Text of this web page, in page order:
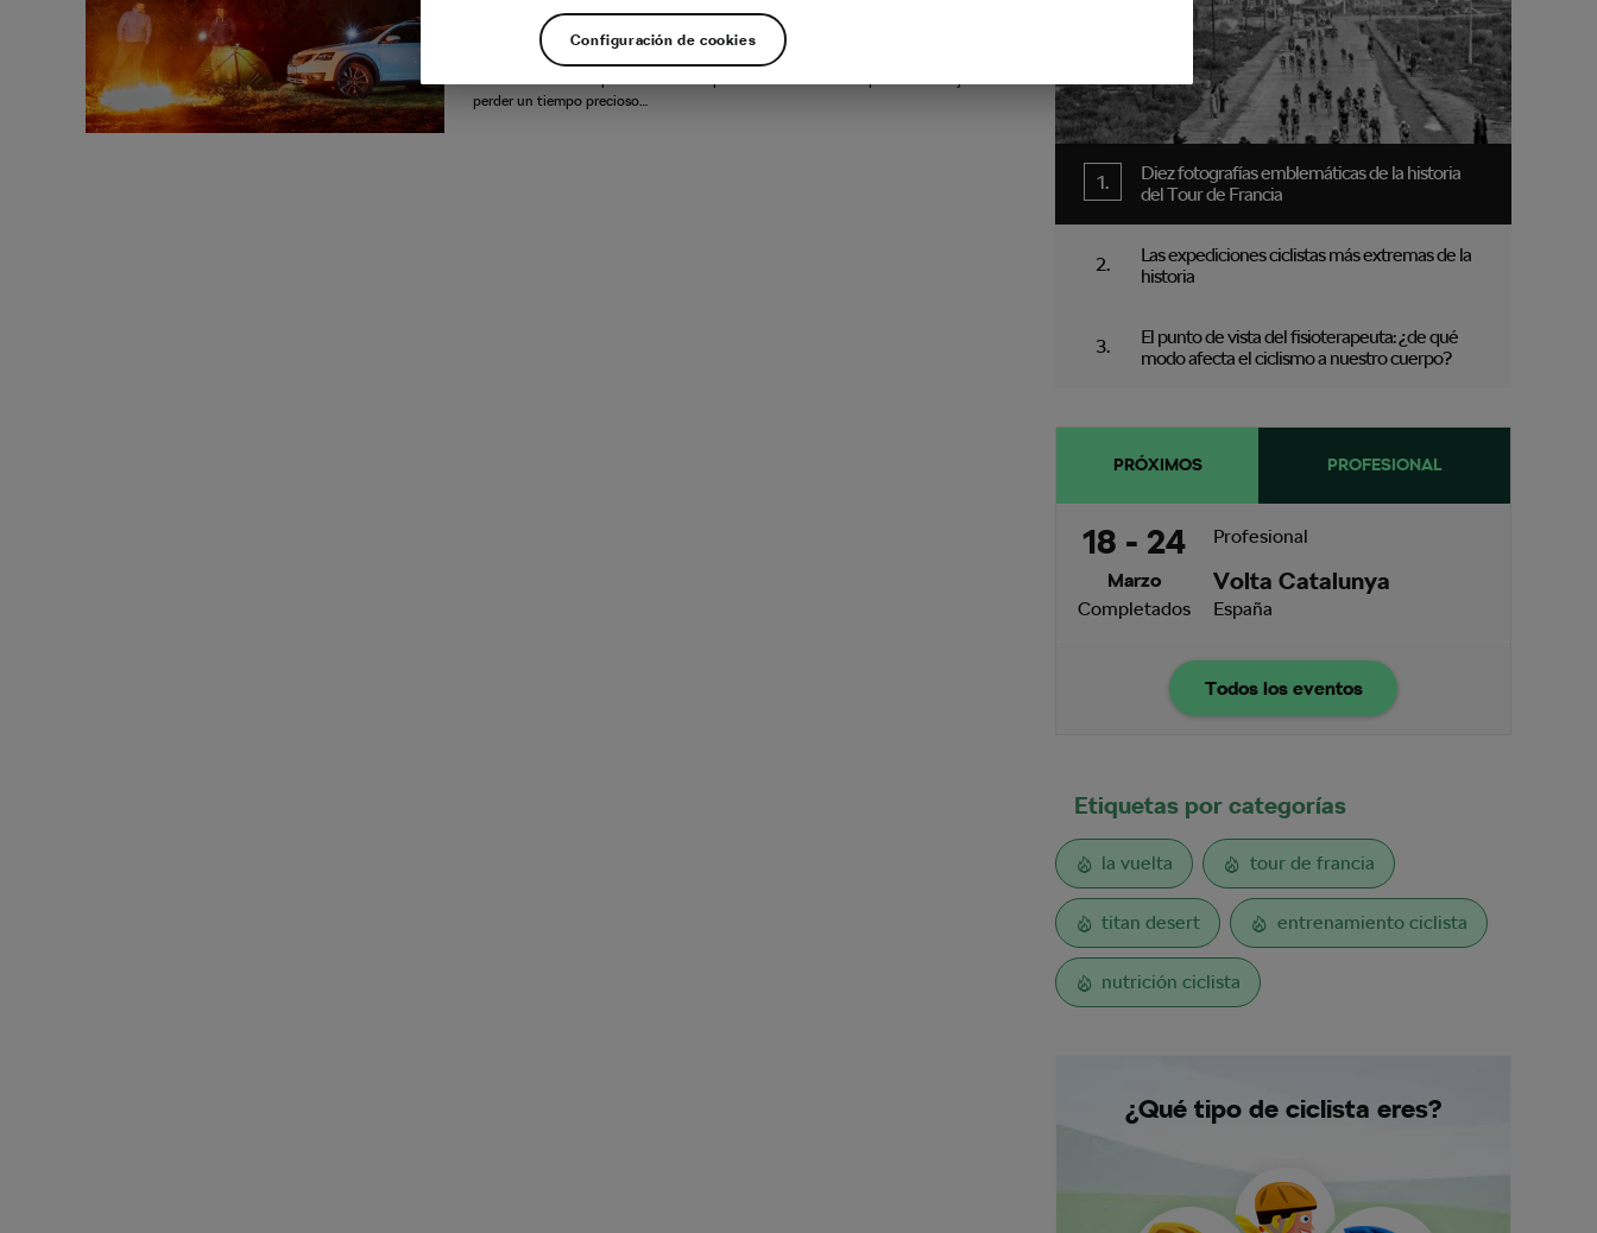
Los ciclistas también conducen coches. No todos, obviamente, pero la mayoría sí. A
veces recorren largas distancias para disfrutar de unas vacaciones en los Alpes, otras
perder un tiempo precioso…
Diez fotografías emblemáticas de la historia
del Tour de Francia
Las expediciones ciclistas más extremas de la
historia
El punto de vista del fisioterapeuta: ¿de qué
modo afecta el ciclismo a nuestro cuerpo?
PRÓXIMOS PROFESIONAL
18 - 24
Marzo
Completados
Profesional
Volta Catalunya
España
Todos los eventos
Etiquetas por categorías
la vuelta tour de francia
titan desert entrenamiento ciclista
nutrición ciclista
¿Qué tipo de ciclista eres?
Configuración de cookies